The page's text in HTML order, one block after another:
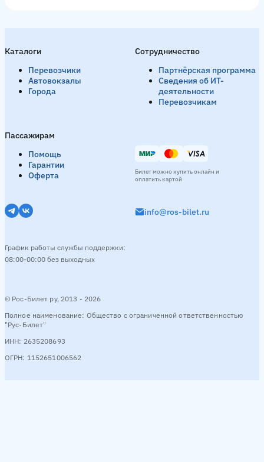
Каталоги
Перевозчики
Автовокзалы
Города
Пассажирам
Помощь
Гарантии
Оферта
Сотрудничество
Партнёрская программа
Сведения об ИТ-
деятельности
Перевозчикам
© Рос-Билет ру, 2013 - 2026
Полное наименование: Общество с ограниченной ответственностью
"Рус-Билет"
ИНН: 2635208693
ОГРН: 1152651006562
info@ros-bilet.ru
График работы службы поддержки:
08:00-00:00 без выходных
Билет можно купить онлайн и
оплатить картой